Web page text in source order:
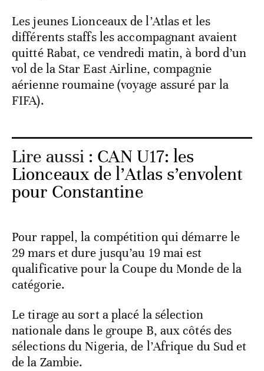
Les jeunes Lionceaux de l’Atlas et les
différents staffs les accompagnant avaient
quitté Rabat, ce vendredi matin, à bord d’un
vol de la Star East Airline, compagnie
aérienne roumaine (voyage assuré par la
FIFA).
Lire aussi : CAN U17: les
Lionceaux de l’Atlas s’envolent
pour Constantine
Pour rappel, la compétition qui démarre le
29 mars et dure jusqu’au 19 mai est
qualificative pour la Coupe du Monde de la
catégorie.
Le tirage au sort a placé la sélection
nationale dans le groupe B, aux côtés des
sélections du Nigeria, de l’Afrique du Sud et
de la Zambie.